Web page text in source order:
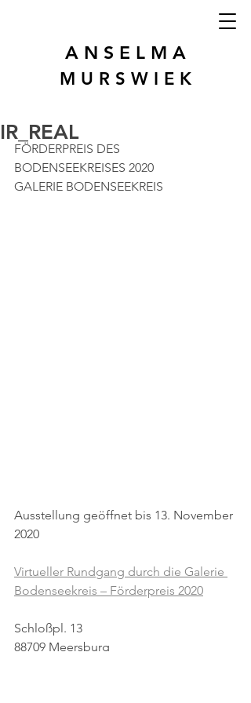
A N S E L M A
M U R S W I E K
IR_REAL
FÖRDERPREIS DES
BODENSEEKREISES 2020
GALERIE BODENSEEKREIS
Ausstellung geöffnet bis 13. November
2020
Virtueller Rundgang durch die Galerie
Bodenseekreis – Förderpreis 2020
Schloßpl. 13
88709 Meersburg